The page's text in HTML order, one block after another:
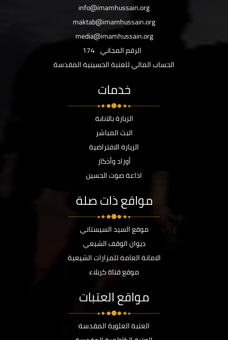
info@imamhussain.org
maktab@imamhussain.org
media@imamhussain.org
الرقم المجاني 174
الحساب المالي للعتبة الحسينية المقدسة
خدمات
الزيارة بالانابة
البث المباشر
الزيارة الافتراضية
أوراد وأذكار
اذاعة صوت الحسين
مواقع ذات صلة
موقع السيد السيستاني
ديوان الوقف الشيعي
الامانة العامة للمزارات الشيعية
موقع قناة كربلاء
مواقع العتبات
العتبة العلوية المقدسة